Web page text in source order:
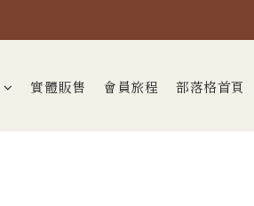
實體販售 會員旅程 部落格首頁